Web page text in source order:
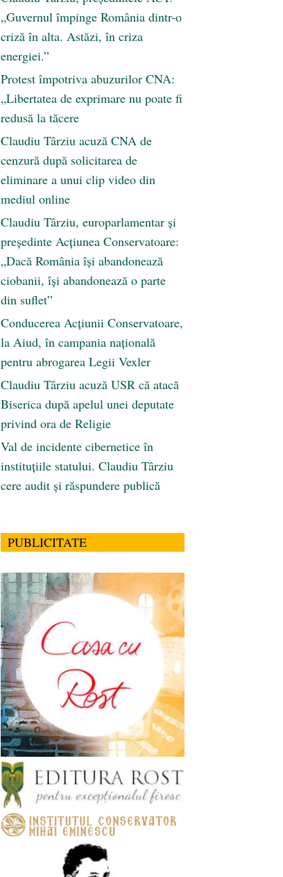
„Guvernul împinge România dintr-o
criză în alta. Astăzi, în criza
energiei.”
Protest împotriva abuzurilor CNA:
„Libertatea de exprimare nu poate fi
redusă la tăcere
Claudiu Târziu acuză CNA de
cenzură după solicitarea de
eliminare a unui clip video din
mediul online
Claudiu Târziu, europarlamentar și
președinte Acțiunea Conservatoare:
„Dacă România își abandonează
ciobanii, își abandonează o parte
din suflet”
Conducerea Acțiunii Conservatoare,
la Aiud, în campania națională
pentru abrogarea Legii Vexler
Claudiu Târziu acuză USR că atacă
Biserica după apelul unei deputate
privind ora de Religie
Val de incidente cibernetice în
instituțiile statului. Claudiu Târziu
cere audit și răspundere publică
PUBLICITATE